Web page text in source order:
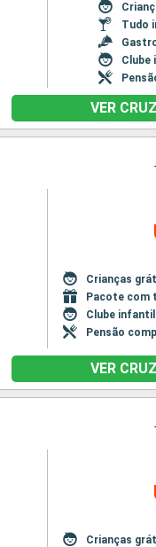
Tudo
Clube
VER
Crianças
Pacote com
Clube
Pensão
VER
Crianças